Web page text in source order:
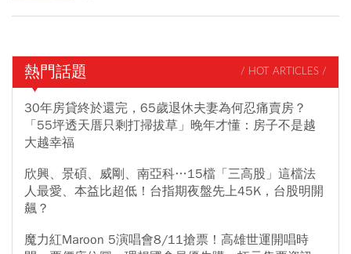
熱門話題 / HOT ARTICLES /
30年房貸終於還完，65歲退休夫妻為何忍痛賣房？
「55坪透天厝只剩打掃拔草」晚年才懂：房子不是越
大越幸福
欣興、景碩、威剛、南亞科…15檔「三高股」這檔法
人最愛、本益比超低！台指期夜盤先上45K，台股明開
飆？
魔力紅Maroon 5演唱會8/11搶票！高雄世運開唱時